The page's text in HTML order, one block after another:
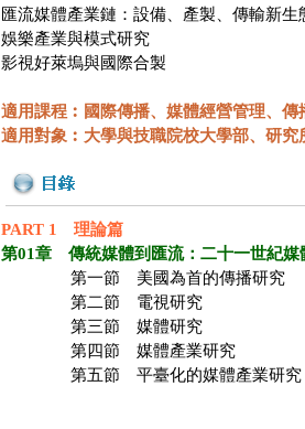
匯流媒體產業鏈：設備、產製、傳輸新生
娛樂產業與模式研究
影視好萊塢與國際合製
適用課程︰國際傳播、媒體經營管理、
適用對象︰大學與技職院校大學部、研
PART 1 理論篇
第01章 傳統媒體到匯流：二十一世紀媒
第一節 美國為首的傳播研究
第二節 電視研究
第三節 媒體研究
第四節 媒體產業研究
第五節 平臺化的媒體產業研究